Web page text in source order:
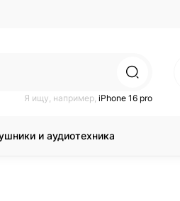
Я ищу, например, iPhone 16 pro
и аудиотехника